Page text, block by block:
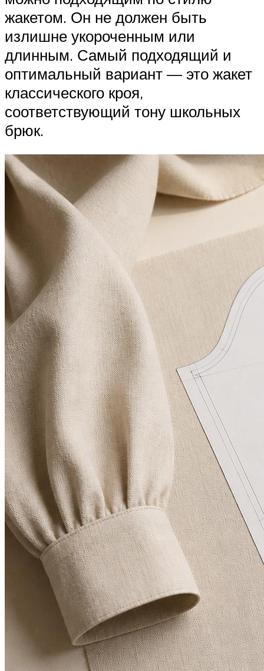
жакетом. Он не должен быть
излишне укороченным или
длинным. Самый подходящий и
оптимальный вариант — это жакет
классического кроя,
соответствующий тону школьных
брюк.